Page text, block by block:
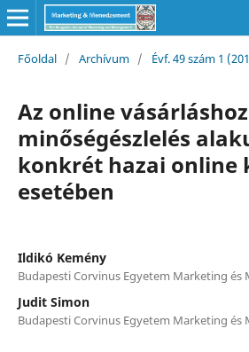
Főoldal / Archívum / Évf. 49 szám 1
Az online
minőségészlelés
konkrét hazai online
esetében
Ildikó Kemény
Budapesti Corvinus Egyetem Marketing és
Judit Simon
Budapesti Corvinus Egyetem Marketing és